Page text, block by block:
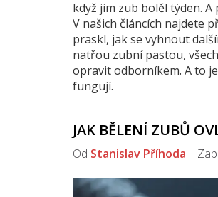
když jim zub bolěl týden.
V našich článcích najdete
praskl, jak se vyhnout
natřou zubní pastou,
opravit odborníkem. A to
fungují.
JAK BĚLENÍ ZUBŮ
Od Stanislav Příhoda